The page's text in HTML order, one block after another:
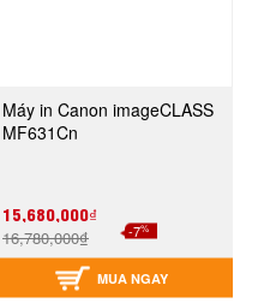
Máy in Canon imageCLASS
MF631Cn
15,680,000₫
16,780,000₫ -7%
MUA NGAY